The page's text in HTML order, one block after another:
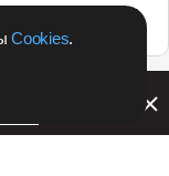
Cookies.
акцию с